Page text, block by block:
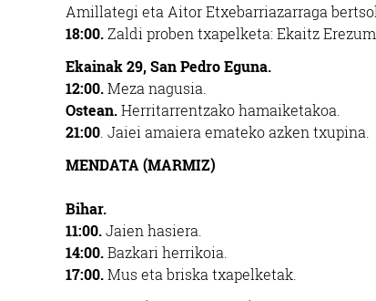
Amillategi eta Aitor Etxebarriazarraga
18:00. Zaldi proben txapelketa: Ekaitz
Ekainak 29,San Pedro Eguna.
12:00.Meza nagusia.
Ostean.Herritarrentzakohamaiketakoa.
21:00 Jaiei amaiera emateko azken txupina.
MENDATA (MARMIZ)
Bihar.
11:00.Jaien hasiera.
14:00.Bazkari herrikoia.
17:00.Mus eta briska txapelketak.